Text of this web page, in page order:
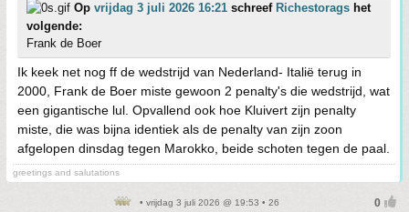
Op vrijdag 3 juli 2026 16:21 schreef Richestorags het
volgende:
Frank de Boer
Ik keek net nog ff de wedstrijd van Nederland- Italië terug in
2000, Frank de Boer miste gewoon 2 penalty's die wedstrijd, wat
een gigantische lul. Opvallend ook hoe Kluivert zijn penalty
miste, die was bijna identiek als de penalty van zijn zoon
afgelopen dinsdag tegen Marokko, beide schoten tegen de paal.
greetings and salutations
• vrijdag 3 juli 2026 @ 19:53 • 26